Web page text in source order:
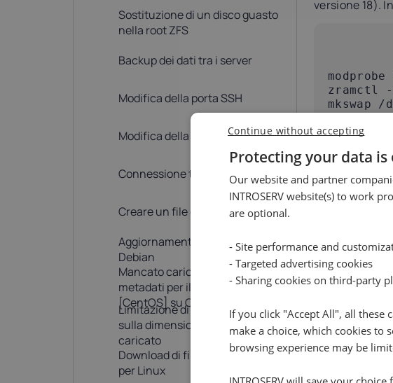
Sostituzione di un disco guasto
nella root ZFS
Backup dei dati tra i server
Modifica della porta SSH
Modifica della password utente
Connessione tramite SSH
Creare un file di swap
Aggiornamento del kernel
Debian
Mancato caricamento dei
metadati per il repo 'AppStream'
[CentOS] su CentOS 8
Limitazione di PhpMyAdmin
sulla dimensione del file
caricato
Download di file multi-thread
per Linux
versione 18).
modprobe
zramctl -
mkswap /
echo
echo
Protecting your data
Our website and partner
INTROSERV website(s) to work
are optional.
- Site performance and
- Targeted advertising cookies
- Sharing cookies on third-party
If you click "Accept All", all these
make a choice, which cookies to
browsing experience may be
Continue without accepting